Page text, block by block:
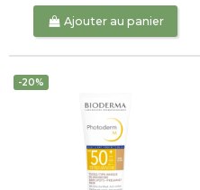
Ajouter au panier
-20%